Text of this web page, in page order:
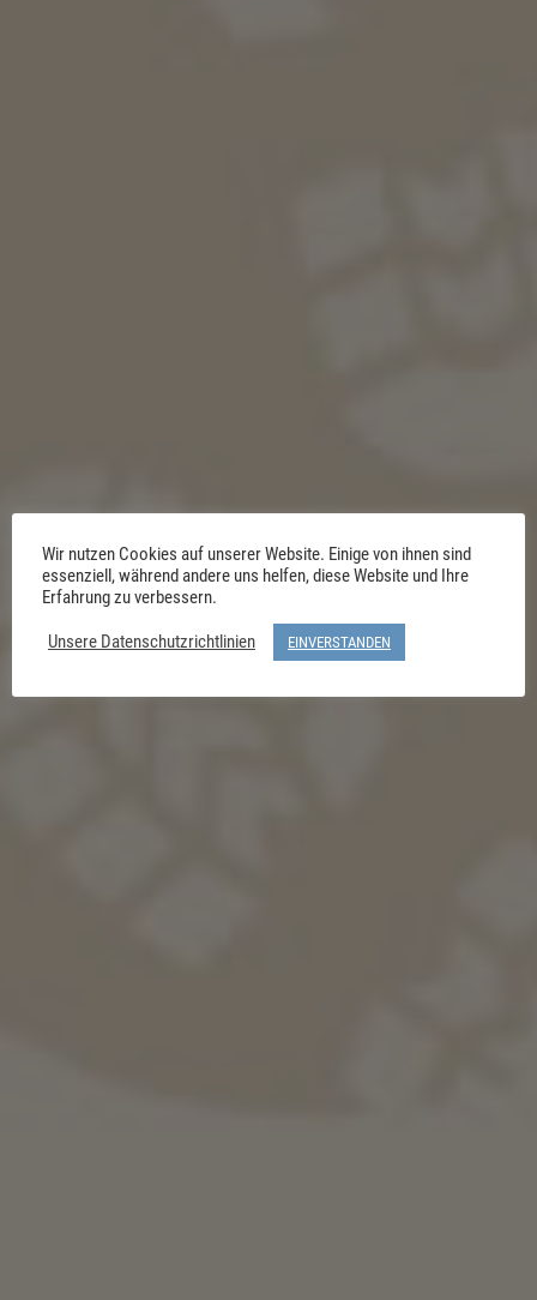
Wir nutzen Cookies auf unserer Website. Einige von ihnen sind
essenziell, während andere uns helfen, diese Website und Ihre
Erfahrung zu verbessern.
Unsere Datenschutzrichtlinien
EINVERSTANDEN